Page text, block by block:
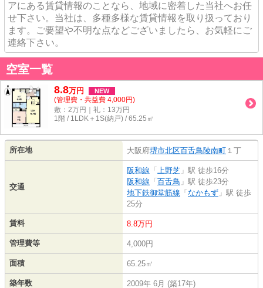
アにある賃貸情報のことなら、地域に密着した当社へお任
せ下さい。当社は、多種多様な賃貸情報を取り扱っており
ます。ご要望や不明な点などございましたら、お気軽にご
連絡下さい。
空室一覧
8.8万円 NEW
(管理費・共益費 4,000円)
敷：2万円｜礼：13万円
1階 / 1LDK＋1S(納戸) / 65.25㎡
所在地 大阪府堺市北区百舌鳥陵南町 １丁
交通
阪和線 「 上野芝 」駅 徒歩16分
阪和線 「 百舌鳥 」駅 徒歩23分
地下鉄御堂筋線 「 なかもず 」駅 徒歩
25分
賃料 8.8万円
管理費等 4,000円
面積 65.25㎡
築年数 2009年 6月 (築17年)